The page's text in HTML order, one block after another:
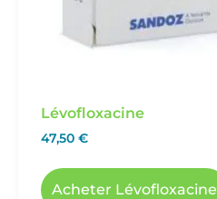
Lévofloxacine
47,50 €
Acheter Lévofloxacine